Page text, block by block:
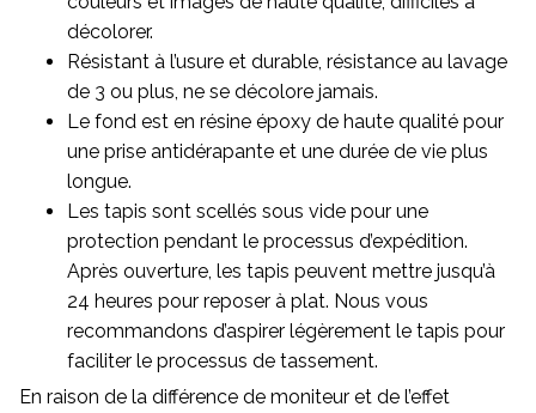
décolorer.
Résistant à l’usure et durable, résistance au lavage
de 3 ou plus, ne se décolore jamais.
Le fond est en résine époxy de haute qualité pour
une prise antidérapante et une durée de vie plus
longue.
Les tapis sont scellés sous vide pour une
protection pendant le processus d’expédition.
Après ouverture, les tapis peuvent mettre jusqu’à
24 heures pour reposer à plat. Nous vous
recommandons d’aspirer légèrement le tapis pour
faciliter le processus de tassement.
En raison de la différence de moniteur et de l’effet